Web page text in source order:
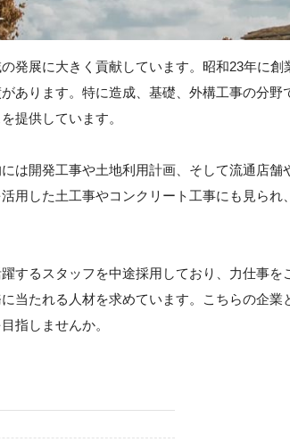
発展に大きく貢献しています。昭和23年に
あります。特に造成、基礎、外構工事の分
提供しています。
は開発工事や土地利用計画、そして流通店
用した土工事やコンクリート工事にも見ら
するスタッフを中途採用しており、力仕事
当たれる人材を求めています。こちらの企業
指しませんか。